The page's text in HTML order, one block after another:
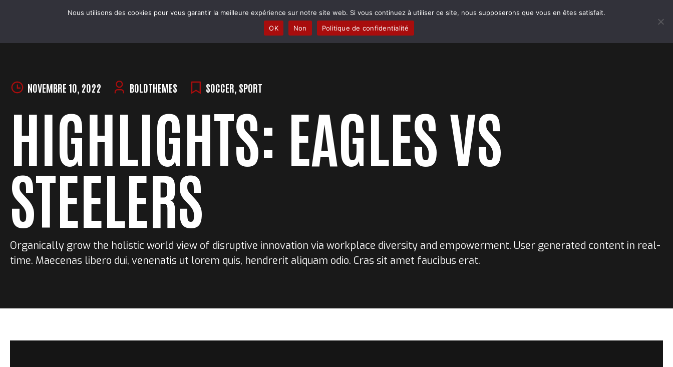
COBRA BADMINTON COLMAR PRATIQUER PERFORMER RENCONTRES BOUTIQUE
NOVEMBRE 10, 2022 BOLDTHEMES SOCCER SPORT
HIGHLIGHTS: EAGLES VS
STEELERS
Organically grow the holistic world view of disruptive innovation via workplace diversity and empowerment. User generated content in real-
time. Maecenas libero dui, venenatis ut lorem quis, hendrerit aliquam odio. Cras sit amet faucibus erat.
Nous utilisons des cookies pour vous garantir la meilleure expérience sur notre site web. Si vous continuez à utiliser ce site, nous supposerons que vous en êtes satisfait.
OK
Non Politique de confidentialité